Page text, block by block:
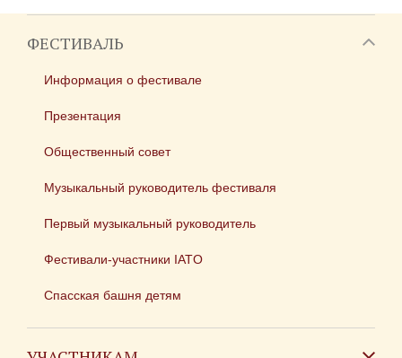
ФЕСТИВАЛЬ
Информация о фестивале
Презентация
Общественный совет
Музыкальный руководитель фестиваля
Первый музыкальный руководитель
Фестивали-участники IATO
Спасская башня детям